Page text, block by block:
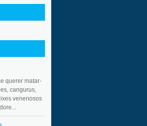
querer matar-
cangurus,
venenosos